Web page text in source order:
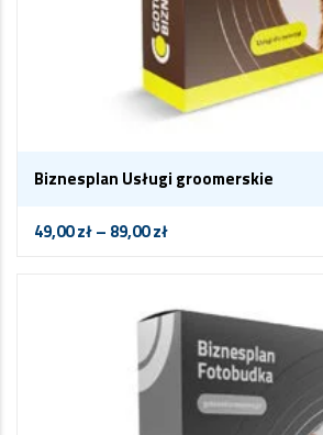
Biznesplan Usługi groomerskie
49,00zł– 89,00zł